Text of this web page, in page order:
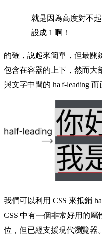
就是因為高度對不
設成 1 啊！
的確，說起來簡單，但最關
包含在容器的上下，然而大
與文字中間的 half-leading 而
我們可以利用 CSS 來抵銷
CSS 中有一個非常好用的屬
位，但已經支援現代瀏覽器。